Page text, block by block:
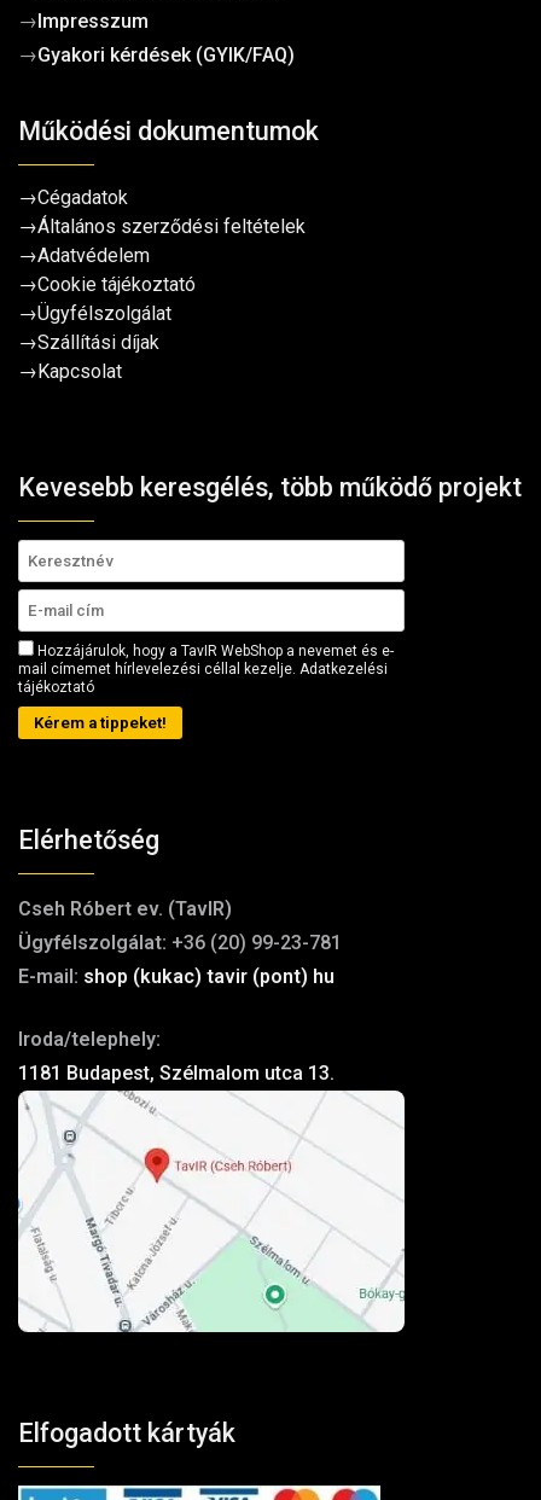
→Impresszum
→Gyakori kérdések (GYIK/FAQ)
Működési dokumentumok
→Cégadatok
→Általános szerződési feltételek
→Adatvédelem
→Cookie tájékoztató
→Ügyfélszolgálat
→Szállítási díjak
→Kapcsolat
Kevesebb keresgélés, több működő projekt
Hozzájárulok, hogy a TavIR WebShop a nevemet és e-
mail címemet hírlevelezési céllal kezelje. Adatkezelési
tájékoztató
Kérem a tippeket!
Elérhetőség
Cseh Róbert ev. (TavIR)
Ügyfélszolgálat: +36 (20) 99-23-781
E-mail: shop (kukac) tavir (pont) hu
Iroda/telephely:
1181 Budapest, Szélmalom utca 13.
Elfogadott kártyák